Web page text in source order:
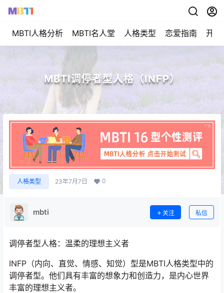
MBTI人格分析 MBTI名人堂 人格类型 恋爱指南 开始
MBTI调停者型人格（INFP）
人格类型 23年7月7日 0
mbti 关注 私信
调停者型人格：温柔的理想主义者
INFP（内向、直觉、情感、知觉）型是MBTI人格类型中的
调停者型。他们具有丰富的想象力和创造力，是内心世界
丰富的理想主义者。